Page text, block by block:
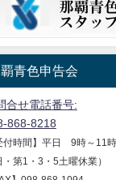
青色申告会
合せ電話番号:
868-8218
付時間】平日 9時～11
・第1・3・5土曜休業）